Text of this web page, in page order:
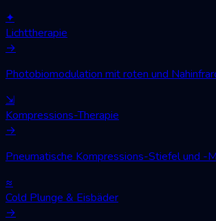
✦
Lichttherapie
→
Photobiomodulation mit roten und
⇲
Kompressions-Therapie
→
Pneumatische Kompressions-Stiefel und -
≈
Cold Plunge & Eisbäder
→